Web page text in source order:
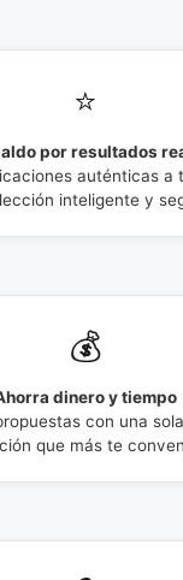
⭐
por resultados
auténticas a
inteligente y
💰
dinero y tiempo
con una
que más te